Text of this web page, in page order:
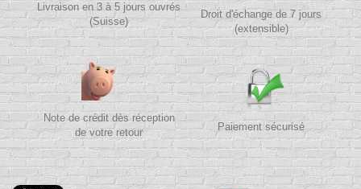
Livraison en 3 à 5 jours ouvrés
(Suisse)
Droit d'échange de 7 jours
(extensible)
Note de crédit dès réception
de votre retour
Paiement sécurisé